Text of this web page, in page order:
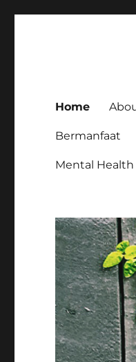
Home
Bermanfaat
Mental Health